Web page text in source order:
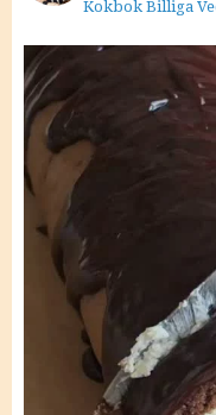
Kokbok Billiga